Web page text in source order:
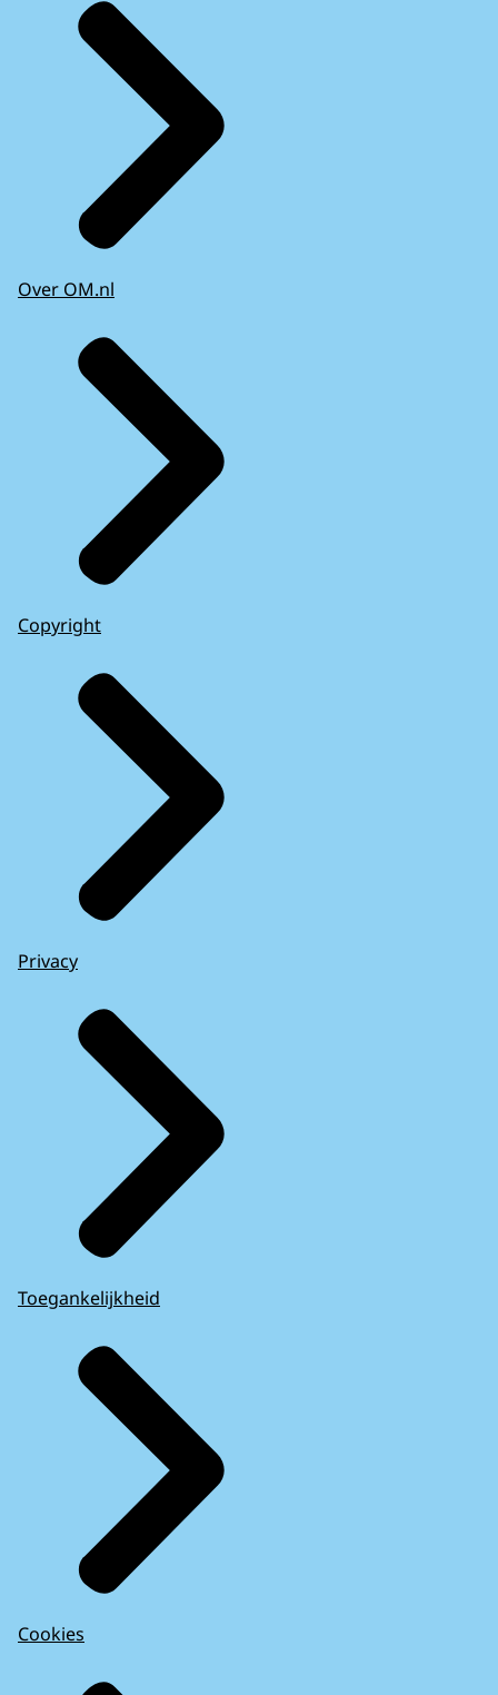
Over OM.nl
Copyright
Privacy
Toegankelijkheid
Cookies